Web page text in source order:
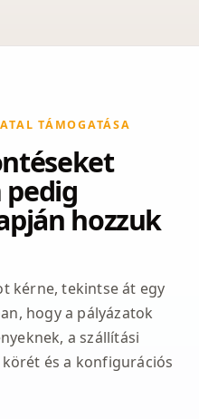
TÁMOGATÁSA
pedig
hozzuk
kérne, tekintse át egy
hogy a pályázatok
a szállítási
és a konfigurációs